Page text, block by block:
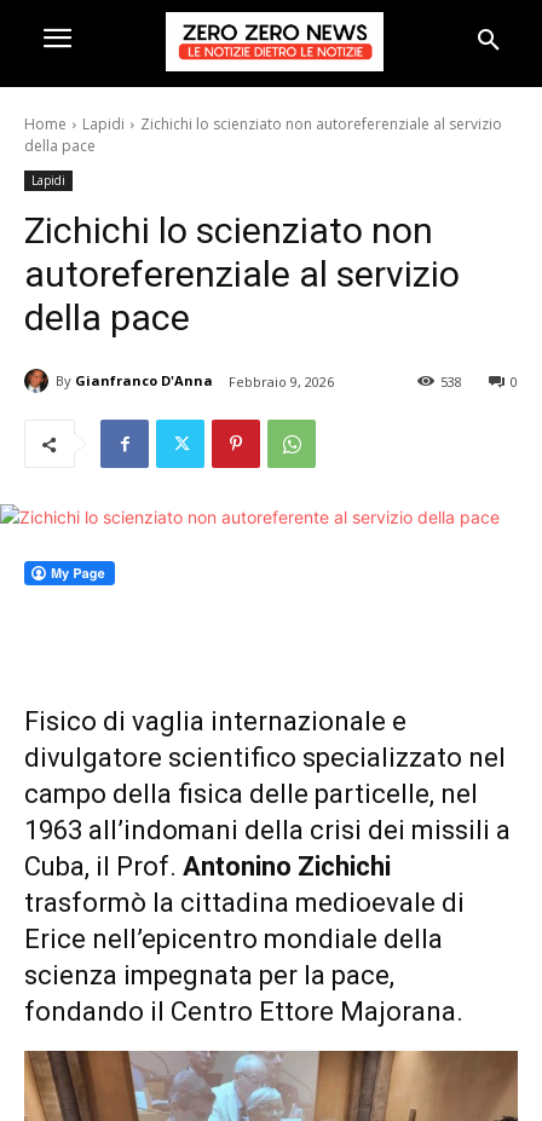
Home Lapidi
Zichichi lo scienziato non autoreferenziale al servizio
della pace
Lapidi
Zichichi lo scienziato non
autoreferenziale al servizio
della pace
By Gianfranco D'Anna Febbraio 9, 2026 0
538
Fisico di vaglia internazionale e
divulgatore scientifico specializzato nel
campo della fisica delle particelle, nel
1963 all’indomani della crisi dei missili a
Cuba, il Prof. Antonino Zichichi
trasformò la cittadina medioevale di
Erice nell’epicentro mondiale della
scienza impegnata per la pace,
fondando il Centro Ettore Majorana.